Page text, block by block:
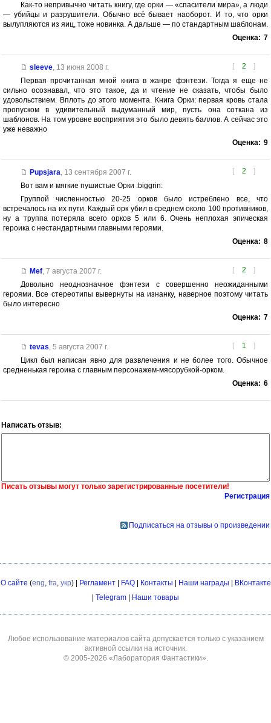
Как-то непривычно читать книгу, где орки — «спасители мира», а люди
— убийцы и разрушители. Обычно всё бывает наоборот. И то, что орки
вылупляются из яиц, тоже новинка. А дальше — по стандартным шаблонам.
Оценка: 7
[ 2 ]
sleeve, 13 июня 2008 г.
Первая прочитанная мной книга в жанре фэнтези. Тогда я еще не
сильно осознавал, что это такое, да и чтение не сказать, чтобы было
удовольствием. Вплоть до этого момента. Книга Орки: первая кровь стала
пропуском в удивительный выдуманный мир, пусть она соткана из
шаблонов. На том уровне восприятия это было девять баллов. А сейчас это
уже неважно
Оценка: 9
[ 2 ]
Pupsjara, 13 сентября 2007 г.
Вот вам и мягкие пушистые Орки :biggrin:
Группой численностью 20-25 орков было истреблено все, что
встречалось на их пути. Каждый орк убил в среднем около 100 противников,
ну а труппа потеряла всего орков 5 или 6. Очень неплохая эпическая
героика с нестандартными главными героями.
Оценка: 8
[ 2 ]
Mef, 7 августа 2007 г.
Довольно неоднозначное фэнтези с совершенно неожиданными
героями. Все стереотипы вывернуты на изнанку, наверное поэтому читать
было интересно
Оценка: 7
[ 1 ]
tevas, 5 августа 2007 г.
Цикл был написан явно для развлечения и не более того. Обычное
средненькая героика с главным персонажем-мясорубкой-орком.
Оценка: 6
Написать отзыв:
Писать отзывы могут только зарегистрированные посетители!
Регистрация
Подписаться на отзывы о произведении
О сайте (eng, fra, укр) | Регламент| FAQ| Контакты Наши награды
ВКонтакте
Telegram Наши товары
Любое использование материалов сайта допускается только с указанием
активной ссылки на источник.
© 2005-2026 «Лаборатория Фантастики».